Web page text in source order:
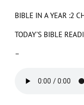
BIBLE IN A YEAR :2
TODAY’S BIBLE
–